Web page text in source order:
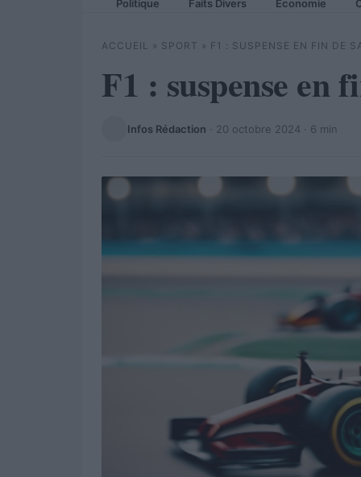
Politique Faits Divers Economie
ACCUEIL » SPORT » F1 : SUSPENSE EN FIN DE
F1 : suspense en
Infos Rédaction · 20 octobre 2024 · 6 min